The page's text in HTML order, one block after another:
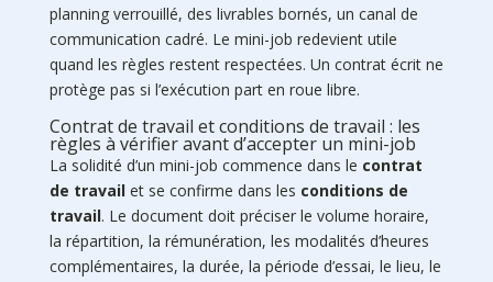
planning verrouillé, des livrables bornés, un canal de
communication cadré. Le mini-job redevient utile
quand les règles restent respectées. Un contrat écrit ne
protège pas si l’exécution part en roue libre.
Contrat de travail et conditions de travail : les
règles à vérifier avant d’accepter un mini-job
La solidité d’un mini-job commence dans le contrat
de travailet se confirme dans les conditions de
travail. Le document doit préciser le volume horaire,
la répartition, la rémunération, les modalités d’heures
complémentaires, la durée, la période d’essai, le lieu, le